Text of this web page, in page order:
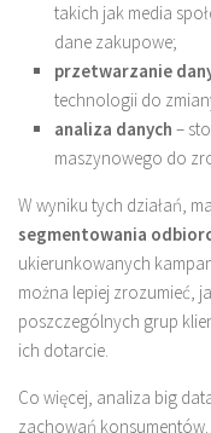
takich jak media
dane zakupowe;
przetwarzanie
technologii do
analiza danych –
maszynowego do
W wyniku tych działań,
segmentowania
ukierunkowanych
można lepiej zrozumieć,
poszczególnych grup
ich dotarcie.
Co więcej, analiza big
zachowań